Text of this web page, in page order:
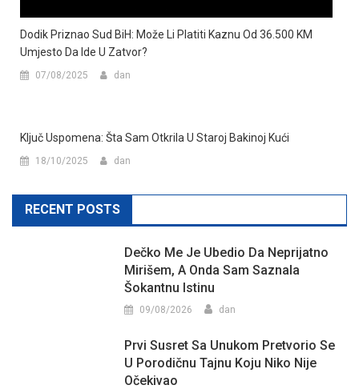
Dodik Priznao Sud BiH: Može Li Platiti Kaznu Od 36.500 KM
Umjesto Da Ide U Zatvor?
07/08/2025 dan
Ključ Uspomena: Šta Sam Otkrila U Staroj Bakinoj Kući
18/10/2025 dan
RECENT POSTS
Dečko Me Je Ubedio Da Neprijatno
Mirišem, A Onda Sam Saznala
Šokantnu Istinu
09/08/2026 dan
Prvi Susret Sa Unukom Pretvorio Se
U Porodičnu Tajnu Koju Niko Nije
Očekivao